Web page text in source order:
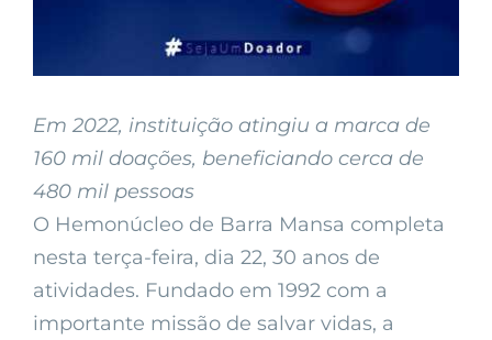
Em 2022, instituição atingiu a marca de
160 mil doações, beneficiando cerca de
480 mil pessoas
O Hemonúcleo de Barra Mansa completa
nesta terça-feira, dia 22, 30 anos de
atividades. Fundado em 1992 com a
importante missão de salvar vidas, a